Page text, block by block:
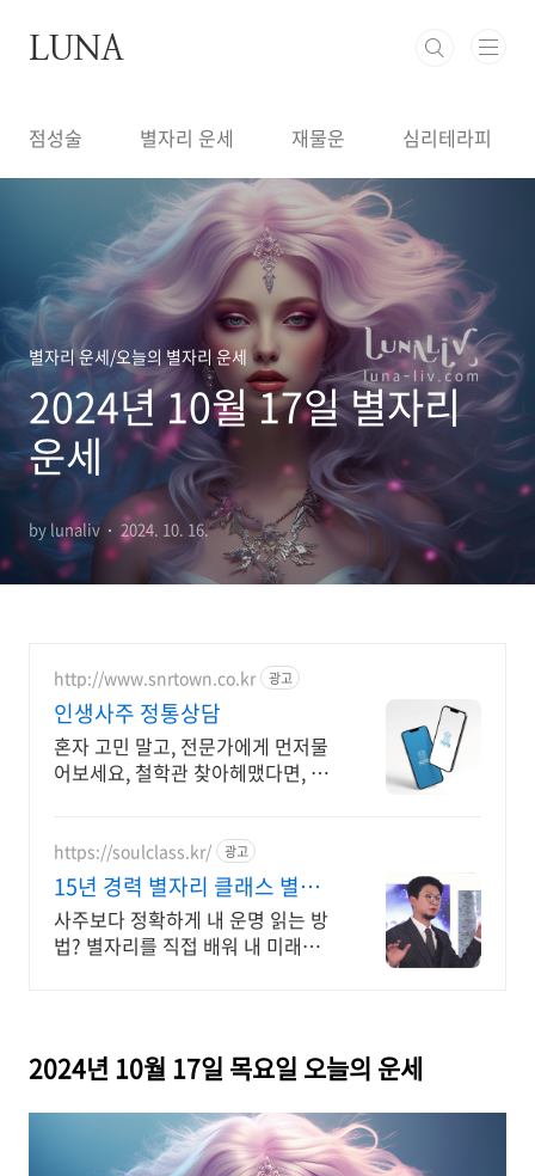
LUNA
점성술 별자리 운세 재물운 심리테라피
별자리 운세/오늘의 별자리 운세
2024년 10월 17일 별자리
운세
by lunaliv 2024. 10. 16.
http://www.snrtown.co.kr 광고
인생사주 정통상담
혼자 고민 말고, 전문가에게 먼저물
어보세요, 철학관 찾아헤맸다면, 여
https://soulclass.kr/ 광고
15년 경력 별자리 클래스 별자
리로 보는 나
사주보다 정확하게 내 운명 읽는 방
법? 별자리를 직접 배워 내 미래를
2024년 10월 17일 목요일 오늘의 운세